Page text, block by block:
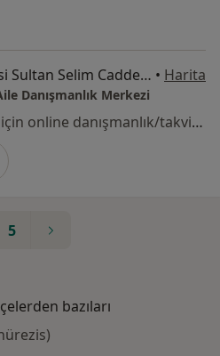
Sultan Selim Mahallesi Sultan Selim Caddesi No:57/4 Kaya Aksoğan Apartmanı, Kağıthane • Harita
Danışmanlık Merkezi
Bu uzman ilgili adres için online danışmanlık/takvim sunmuyor.
5
bazıları